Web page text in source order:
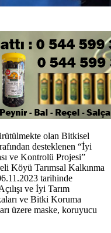
olan Bitkisel
desteklenen “İyi
ve Kontrolü Projesi”
Köyü Tarımsal Kalkınma
tarihinde
ve İyi Tarım
ve Bitki Koruma
üzere maske, koruyucu